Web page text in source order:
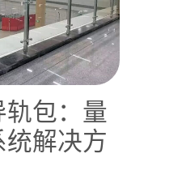
包：量
解决方